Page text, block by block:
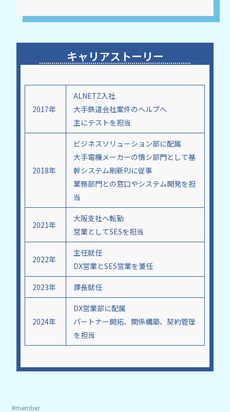
キャリアストーリー
2017年
ALNETZ入社
大手鉄道会社案件のヘルプへ
主にテストを担当
2018年
ビジネスソリューション部に配属
大手電機メーカーの情シ部門として基
幹システム刷新PJに従事
業務部門との窓口やシステム開発を担
当
2021年
大阪支社へ転勤
営業としてSESを担当
2022年
主任就任
DX営業とSES営業を兼任
2023年 課長就任
2024年
DX営業部に配属
パートナー開拓、関係構築、契約管理
を担当
member